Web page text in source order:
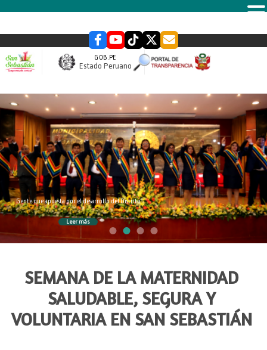
GOB.PE
Estado Peruano
slider
Gente que apuesta por el desarrollo del Distrito
Leer más
SEMANA DE LA MATERNIDAD
SALUDABLE, SEGURA Y
VOLUNTARIA EN SAN SEBASTIÁN